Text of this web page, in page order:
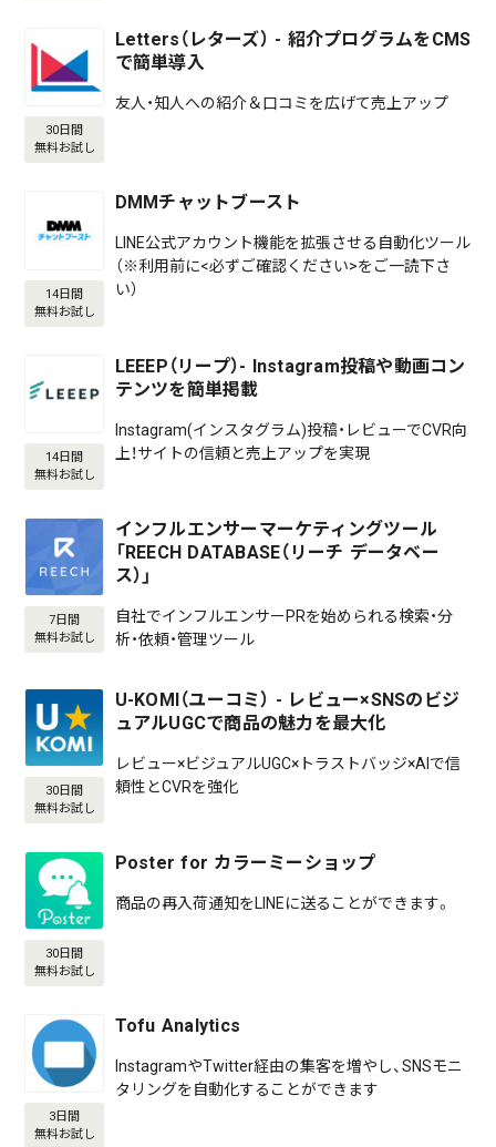
30日間
無料お試し
Letters（レターズ） - 紹介プログラムをCMS
で簡単導入
友人・知人への紹介＆口コミを広げて売上アップ
14日間
無料お試し
DMMチャットブースト
LINE公式アカウント機能を拡張させる自動化ツール
（※利用前に<必ずご確認ください>をご一読下さ
い）
14日間
無料お試し
LEEEP（リープ）- Instagram投稿や動画コン
テンツを簡単掲載
Instagram(インスタグラム)投稿・レビューでCVR向
上！サイトの信頼と売上アップを実現
7日間
無料お試し
インフルエンサーマーケティングツール
「REECH DATABASE（リーチ データベー
ス）」
自社でインフルエンサーPRを始められる検索・分
析・依頼・管理ツール
30日間
無料お試し
U-KOMI（ユーコミ） - レビュー×SNSのビジ
ュアルUGCで商品の魅力を最大化
レビュー×ビジュアルUGC×トラストバッジ×AIで信
頼性とCVRを強化
30日間
無料お試し
Poster for カラーミーショップ
商品の再入荷通知をLINEに送ることができます。
3日間
無料お試し
Tofu Analytics
InstagramやTwitter経由の集客を増やし、SNSモニ
タリングを自動化することができます